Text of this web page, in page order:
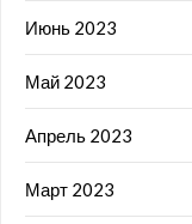
Июнь 2023
Май 2023
Апрель 2023
Март 2023